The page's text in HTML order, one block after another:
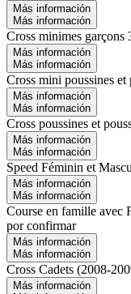
Más información
Más información
Cross minimes garçons
Más información
Más información
Cross mini poussines
Más información
Más información
Cross poussines et
Más información
Más información
Speed Féminin et
Más información
Más información
Course en famille avec
por confirmar
Más información
Más información
Cross Cadets (2008-
Más información